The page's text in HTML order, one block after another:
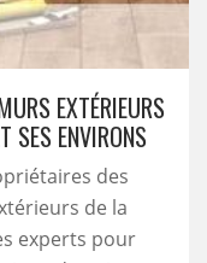
EXTÉRIEURS
SES ENVIRONS
des
de la
experts pour